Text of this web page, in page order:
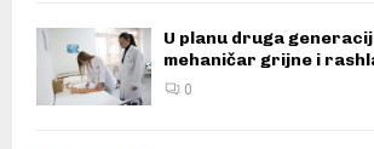
U planu druga
mehaničar grijne i
0